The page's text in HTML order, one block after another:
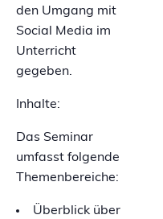
den Umgang mit
Social Media im
Unterricht
gegeben.
Inhalte:
Das Seminar
umfasst folgende
Themenbereiche:
Überblick über